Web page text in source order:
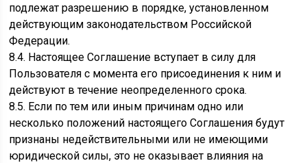
подлежат разрешению в порядке, установленном
действующим законодательством Российской
Федерации.
8.4. Настоящее Соглашение вступает в силу для
Пользователя с момента его присоединения к ним и
действуют в течение неопределенного срока.
8.5. Если по тем или иным причинам одно или
несколько положений настоящего Соглашения будут
признаны недействительными или не имеющими
юридической силы, это не оказывает влияния на